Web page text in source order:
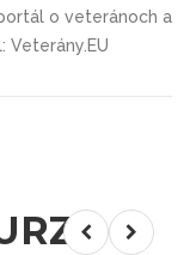
o veteránoch a
Veterány.EU